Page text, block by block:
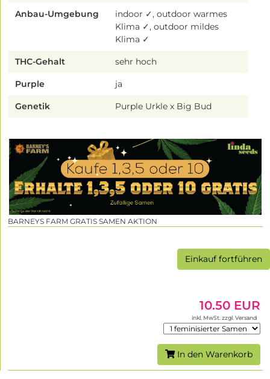
Anbau-Umgebung
indoor ✓, outdoor warmes
Klima ✓, outdoor mildes
Klima ✓
THC-Gehalt sehr hoch
Purple ja
Genetik Purple Urkle x Big Bud
BARNEYS FARM GRATIS SAMEN AKTION
Einkauf fortführen
10.50 EUR
inkl. MwSt. zzgl. Versand
In den Warenkorb